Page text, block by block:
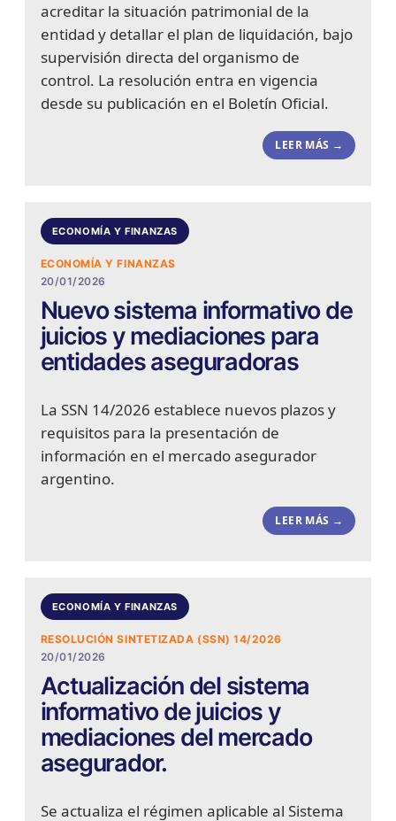
acreditar la situación patrimonial de la
entidad y detallar el plan de liquidación, bajo
supervisión directa del organismo de
control. La resolución entra en vigencia
desde su publicación en el Boletín Oficial.
LEER MÁS →
ECONOMÍA Y FINANZAS
ECONOMÍA Y FINANZAS
20/01/2026
Nuevo sistema informativo de
juicios y mediaciones para
entidades aseguradoras
La SSN 14/2026 establece nuevos plazos y
requisitos para la presentación de
información en el mercado asegurador
argentino.
LEER MÁS →
ECONOMÍA Y FINANZAS
RESOLUCIÓN SINTETIZADA (SSN) 14/2026
20/01/2026
Actualización del sistema
informativo de juicios y
mediaciones del mercado
asegurador.
Se actualiza el régimen aplicable al Sistema